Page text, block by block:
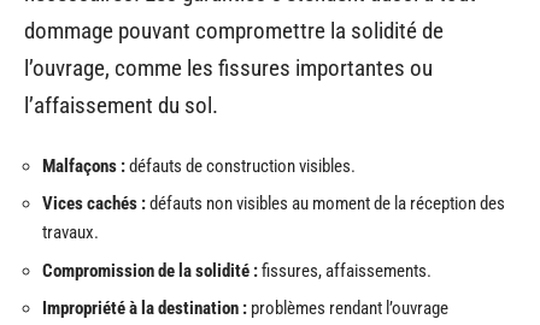
dommage pouvant compromettre la solidité de
l’ouvrage, comme les fissures importantes ou
l’affaissement du sol.
Malfaçons :défauts de construction visibles.
Vices cachés :défauts non visibles au moment de la réception des
travaux.
Compromission de la solidité :fissures, affaissements.
Impropriété à la destination : problèmes rendant l’ouvrage